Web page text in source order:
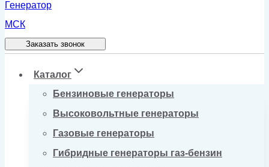
Заказать звонок
Каталог
Бензиновые генераторы
Высоковольтные генераторы
Газовые генераторы
Гибридные генераторы газ-бензин